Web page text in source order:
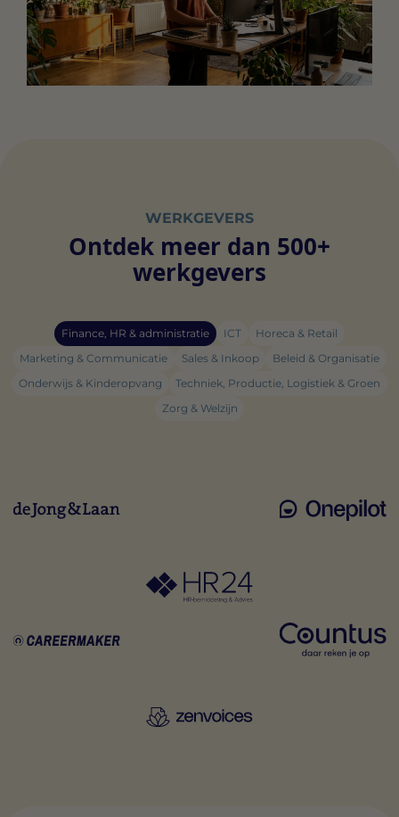
WERKGEVERS
Ontdek meer dan 500+
werkgevers
Finance, HR & administratie ICT
Horeca & Retail
Marketing & Communicatie
Sales & Inkoop
Beleid & Organisatie
Onderwijs & Kinderopvang
Techniek, Productie, Logistiek & Groen
Zorg & Welzijn